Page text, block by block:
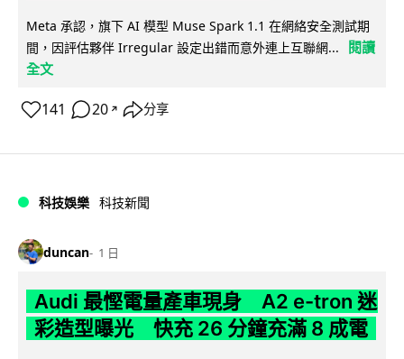
Meta 承認，旗下 AI 模型 Muse Spark 1.1 在網絡安全測試期
間，因評估夥伴 Irregular 設定出錯而意外連上互聯網...
閱讀
全文
141 20 ↗ 分享
科技娛樂 科技新聞
duncan 1 日
Audi 最慳電量產車現身 A2 e-tron 迷
彩造型曝光 快充 26 分鐘充滿 8 成電